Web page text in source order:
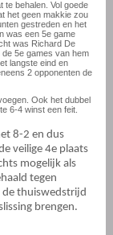
te behalen. Vol goede
het geen makkie zou
gestreden en het
was een 5e game
was Richard De
5e games van hem
langste eind en
2 opponenten de
Ook het dubbel
6-4 winst een feit.
8-2 en dus
veilige 4e plaats
mogelijk als
tegen
de thuiswedstrijd
brengen.